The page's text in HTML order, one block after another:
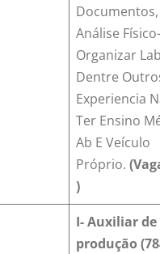
Análise
Organizar
Dentre
Experiencia
Ter Ensino
Ab E Veículo
Próprio.
)
I- Auxiliar
produção